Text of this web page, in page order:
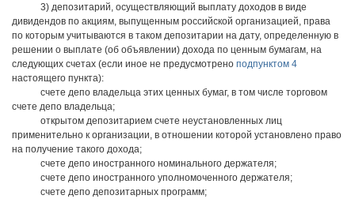
3) депозитарий, осуществляющий выплату доходов в виде
дивидендов по акциям, выпущенным российской организацией, права
по которым учитываются в таком депозитарии на дату, определенную в
решении о выплате (об объявлении) дохода по ценным бумагам, на
следующих счетах (если иное не предусмотрено подпунктом 4
настоящего пункта):
счете депо владельца этих ценных бумаг, в том числе торговом
счете депо владельца;
открытом депозитарием счете неустановленных лиц
применительно к организации, в отношении которой установлено право
на получение такого дохода;
счете депо иностранного номинального держателя;
счете депо иностранного уполномоченного держателя;
счете депо депозитарных программ;